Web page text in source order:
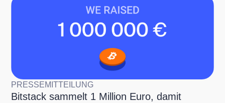
PRESSEMITTEILUNG
Bitstack sammelt 1 Million Euro, damit